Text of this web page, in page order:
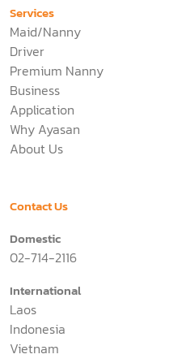
Services
Maid/Nanny
Driver
Premium Nanny
Business
Application
Why Ayasan
About Us
Contact Us
Domestic
02-714-2116
International
Laos
Indonesia
Vietnam